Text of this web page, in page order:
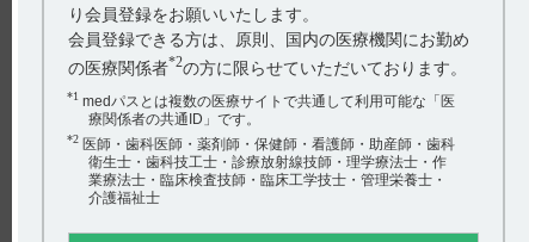
戻る
り会員登録をお願いいたします。
会員登録できる方は、原則、国内の医療機関にお勤め
の医療関係者*2の方に限らせていただいております。
*1 medパスとは複数の医療サイトで共通して利用可能な「医
療関係者の共通ID」です。
*2 医師・歯科医師・薬剤師・保健師・看護師・助産師・歯科
衛生士・歯科技工士・診療放射線技師・理学療法士・作
業療法士・臨床検査技師・臨床工学技士・管理栄養士・
介護福祉士